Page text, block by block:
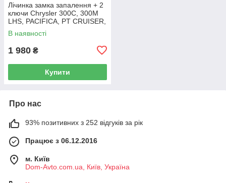
Лічинка замка запалення + 2
ключи Chrysler 300C, 300M
LHS, PACIFICA, PT CRUISER,
SEBRING 5003843AB
В наявності
1 980 ₴
Купити
Про нас
93% позитивних з 252 відгуків за рік
Працює з 06.12.2016
м. Київ
Dom-Avto.com.ua, Київ, Україна